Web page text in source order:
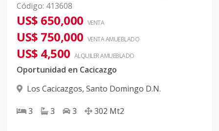
Código: 413608
US$ 650,000 VENTA
US$ 750,000 VENTA AMUEBLADO
US$ 4,500 ALQUILERAMUEBLADO
Oportunidad en Cacicazgo
Los Cacicazgos, Santo Domingo D.N.
3 3 3 302 Mt2